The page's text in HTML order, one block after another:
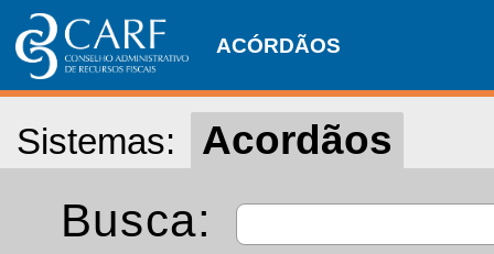
ACÓRDÃOS
Sistemas: Acordãos
Busca: